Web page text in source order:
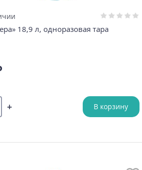
18,9 л, одноразовая тара
В корзину